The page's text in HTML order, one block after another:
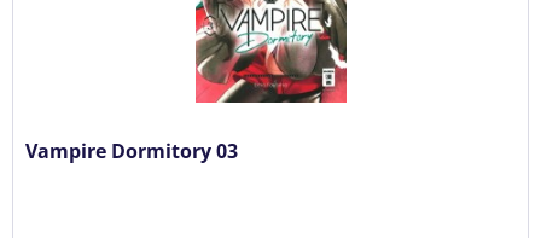
Vampire Dormitory 03